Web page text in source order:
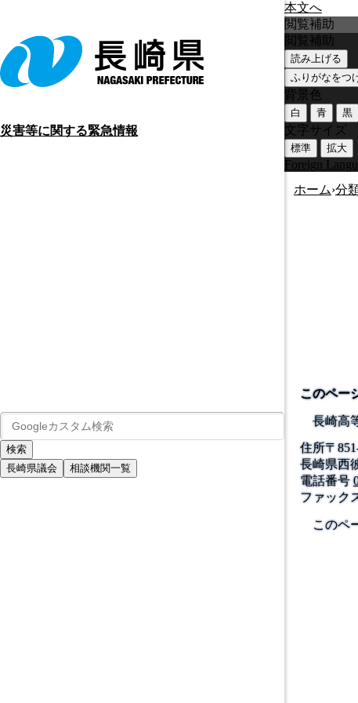
本文へ
災害等に関する緊急情報
長崎県議会 相談機関一覧
閲覧補助
閲覧補助
読み上げる
ふりがなをつ
背景色
白 青 黒
文字サイズ
標準 拡大
Foreign
ホーム›分
このペー
長崎高
住所〒
長崎県西
電話番号
ファック
このペ